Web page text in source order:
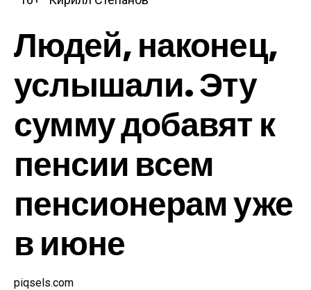
Людей, наконец,
услышали. Эту
сумму добавят к
пенсии всем
пенсионерам уже
в июне
piqsels.com